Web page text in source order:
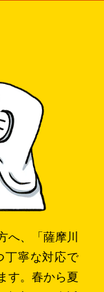
へ、「薩摩川
丁寧な対応で
す。春から夏